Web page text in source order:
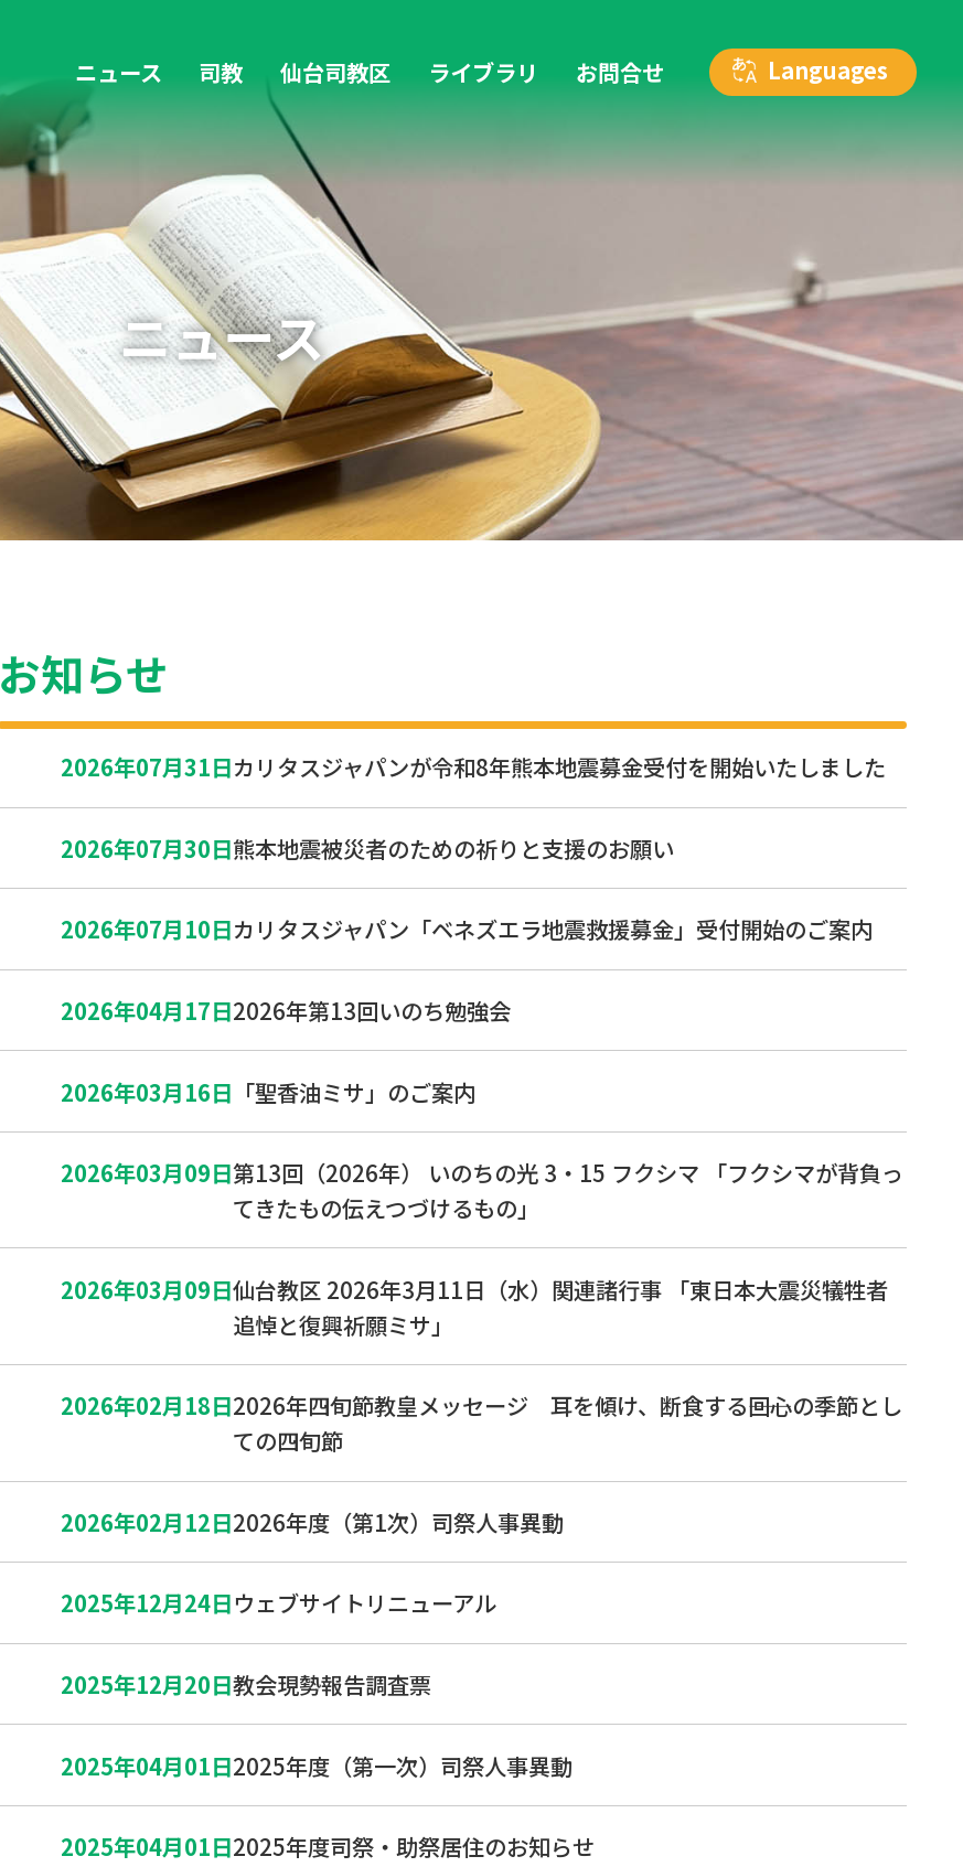
ニュース 司教 仙台司教区 ライブラリ お問合せ
ニュース
お知らせ
2026年07月31日カリタスジャパンが令和8年熊本地震募金受付を開始いたしました
2026年07月30日熊本地震被災者のための祈りと支援のお願い
2026年07月10日カリタスジャパン「ベネズエラ地震救援募金」受付開始のご案内
2026年04月17日2026年第13回いのち勉強会
2026年03月16日 「聖香油ミサ」のご案内
2026年03月09日第13回（2026年） いのちの光 3・15 フクシマ 「フクシマが背負っ
てきたもの伝えつづけるもの」
2026年03月09日仙台教区 2026年3月11日（水）関連諸行事 「東日本大震災犠牲者
追悼と復興祈願ミサ」
2026年02月18日2026年四旬節教皇メッセージ 耳を傾け、断食する――回心の季節とし
ての四旬節
2026年02月12日2026年度（第1次）司祭人事異動
2025年12月24日ウェブサイトリニューアル
2025年12月20日教会現勢報告調査票
2025年04月01日2025年度（第一次）司祭人事異動
2025年04月01日2025年度司祭・助祭居住のお知らせ